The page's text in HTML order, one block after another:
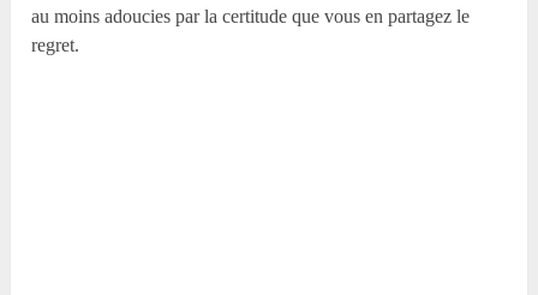
au moins adoucies par la certitude que vous en partagez le
regret.